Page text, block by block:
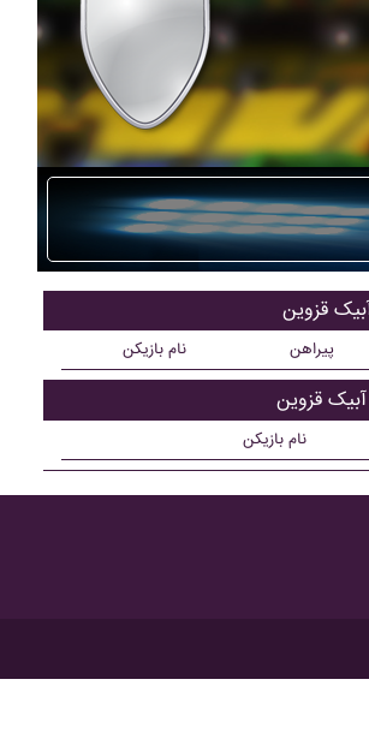
قزوين
نام بازیکن پیراهن
قزوين
نام بازیکن